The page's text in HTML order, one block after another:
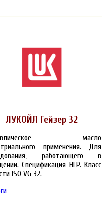
ЛУКОЙЛ Гейзер 32
масло
применения. Для
работающего в
Спецификация HLP. Класс
ISO VG 32.